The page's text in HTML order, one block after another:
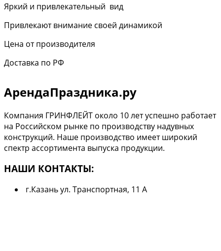
Яркий и привлекательный вид
Привлекают внимание своей динамикой
Цена от производителя
Доставка по РФ
АрендаПраздника.ру
Компания ГРИНФЛЕЙТ около 10 лет успешно работает
на Российском рынке по производству надувных
конструкций. Наше производство имеет широкий
спектр ассортимента выпуска продукции.
НАШИ КОНТАКТЫ:
г.Казань ул. Транспортная, 11 А